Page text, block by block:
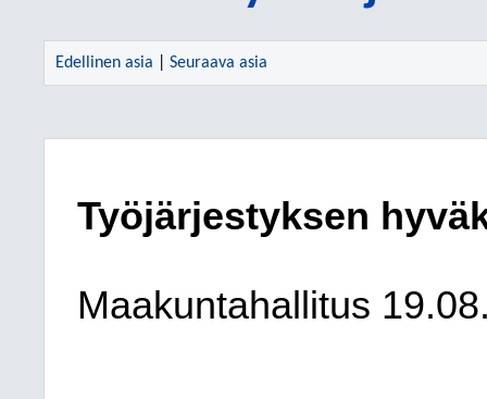
Edellinen asia Seuraava asia
Työjärjestyksen
Maakuntahallitus